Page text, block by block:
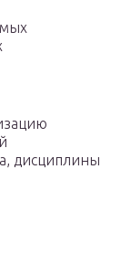
дисциплины